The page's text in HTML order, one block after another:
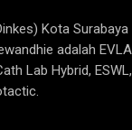
Kota
adalah
Lab Hybrid,